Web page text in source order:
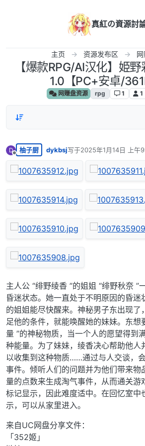
真紅の資源討
主页 资源发布区
【爆款RPG/AI汉化】姫
1.0【PC+安卓/
网赚盘资源 rpg 1 1
D
离线
柚子厨 dykbsj写于2025年1月14日 上午
最后由 编辑
主人公 “绯野绫香 ”的姐姐 “绯野秋奈 ”
昏迷状态。她一直处于不明原因的昏迷
的姐姐能尽快醒来。神秘男子东出现了
足他的条件，就能唤醒她的妹妹。东想
量 ”的神秘物质，当一个人的愿望得到
种能量。为了妹妹，绫香决心帮助他人
以收集到这种物质……通过与人交谈，
事件。倾听人们的问题并为他们带来物
量的点数来生成淘气事件，从而通关游
标记显示，因此难度适中。在回忆室中
示，可以从家里进入。
来自UC网盘分享文件：
「352姬」